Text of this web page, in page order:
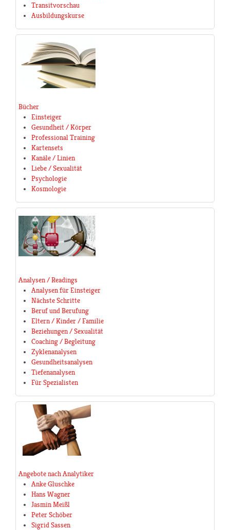
Transitvorschau
Ausbildungskurse
Bücher
Einsteiger
Gesundheit / Körper
Professional Training
Kartensets
Kanäle / Linien
Liebe / Sexualität
Psychologie
Kosmologie
Analysen / Readings
Analysen für Einsteiger
Nächste Schritte
Beruf und Berufung
Eltern / Kinder / Familie
Beziehungen / Sexualität
Coaching / Begleitung
Zyklenanalysen
Gesundheitsanalysen
Tiefenanalysen
Für Spezialisten
Angebote nach Analytiker
Anke Gluschke
Hans Wagner
Jasmin Meißl
Peter Schöber
Sigrid Sassen